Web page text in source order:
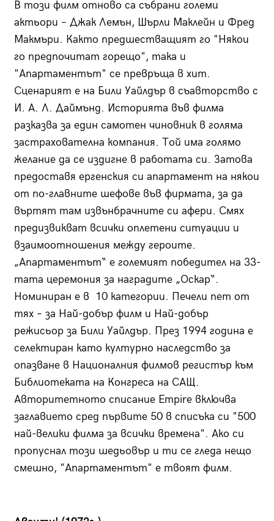
В този филм отново са събрани големи
актьори – Джак Лемън, Шърли Маклейн и Фред
Макмъри. Както предшестващият го "Някои
го предпочитат горещо", така и
"Апартаментът" се превръща в хит.
Сценарият е на Били Уайлдър в съавторство с
И. А. Л. Даймънд. Историята във филма
разказва за един самотен чиновник в голяма
застрахователна компания. Той има голямо
желание да се издигне в работата си. Затова
предоставя ергенския си апартамент на някои
от по-главните шефове във фирмата, за да
въртят там извънбрачните си афери. Смях
предизвикват всички оплетени ситуации и
взаимоотношения между героите.
„Апартаментът“ е големият победител на 33-
тата церемония за наградите „Оскар“.
Номиниран е в 10 категории. Печели пет от
тях – за Най-добър филм и Най-добър
режисьор за Били Уайлдър. През 1994 година е
селектиран като културно наследство за
опазване в Националния филмов регистър към
Библиотеката на Конгреса на САЩ.
Авторитетното списание Empire включва
заглавието сред първите 50 в списъка си "500
най-велики филма за всички времена". Ако си
пропуснал този шедьовър и ти се гледа нещо
смешно, "Апартаментът" е твоят филм.